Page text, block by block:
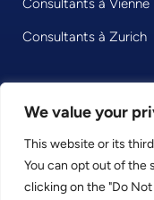
We value your
This website or its
You can opt out of the
clicking on the "Do
Consultants à Vienne
Consultants à Zurich
Privacy Policy
© 2026 • Consultport